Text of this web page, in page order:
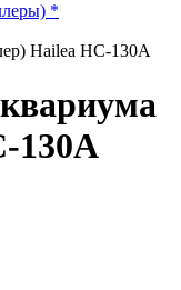
*
Hailea HC-130A
130A